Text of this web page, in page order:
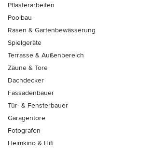
Pflasterarbeiten
Poolbau
Rasen & Gartenbewässerung
Spielgeräte
Terrasse & Außenbereich
Zäune & Tore
Dachdecker
Fassadenbauer
Tür- & Fensterbauer
Garagentore
Fotografen
Heimkino & Hifi